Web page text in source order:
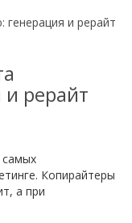
рерайт
самых
Копирайтеры
а при